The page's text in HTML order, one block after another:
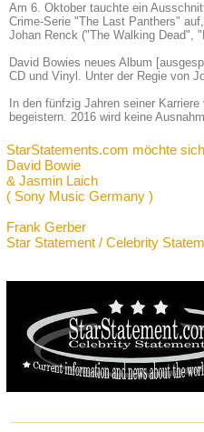
Am 6. Oktober tauchte ein
Crime-Serie "The Last Panthers"
Johan Renck ("The Walking Dead",
David Bowies neues Album
CD und Vinyl. Unter der Regie von
In den fünfzig Jahren seiner
begeistern. 2016 wird keine
StarStatements.com möchte
David Bowie
& Jasmin Laich
( Sony Music Germany )
Frank Gerber
Star Statement / Celebrity